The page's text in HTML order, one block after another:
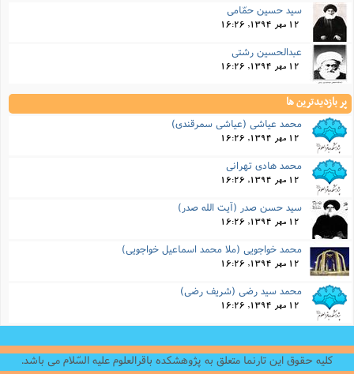
سید حسین حمّامی
12 مهر 1394, 16:26
عبدالحسین رشتی
12 مهر 1394, 16:26
پر بازدیدترین ها
محمد عیاشی (عیاشی سمرقندی)
12 مهر 1394, 16:26
محمد هادی تهرانی
12 مهر 1394, 16:26
سید حسن صدر (آیت الله صدر)
12 مهر 1394, 16:26
محمد خواجویی (ملا محمد اسماعیل خواجویی)
12 مهر 1394, 16:26
محمد سید رضی (شریف رضى)
12 مهر 1394, 16:26
کلیه حقوق این تارنما متعلق به پژوهشکده باقرالعلوم علیه السّلام می باشد.